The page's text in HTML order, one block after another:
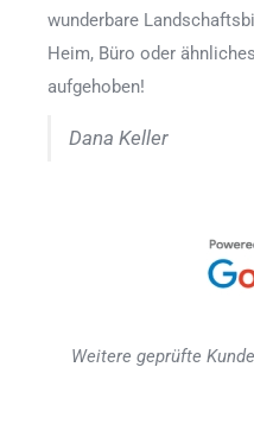
wunderbare
Heim, Büro oder
aufgehoben!
Dana Keller
Weitere geprüfte